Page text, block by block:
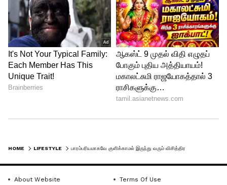
அதனால் கிடைக்கும் தண்ணீரை அவர்கள்
குடிப்பதற்கு மட்டுமே பயன்படுத்துகின்றனர்.
அதனால் அவர்கள் சுகாதாரம் இல்லாமல்
காணப்படுவதில்லை.
HOME LIFESTYLE
About Website
Terms Of Use